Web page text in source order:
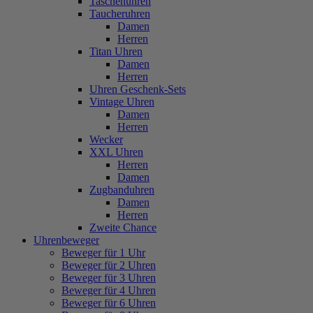
Taucheruhren
Damen
Herren
Titan Uhren
Damen
Herren
Uhren Geschenk-Sets
Vintage Uhren
Damen
Herren
Wecker
XXL Uhren
Herren
Damen
Zugbanduhren
Damen
Herren
Zweite Chance
Uhrenbeweger
Beweger für 1 Uhr
Beweger für 2 Uhren
Beweger für 3 Uhren
Beweger für 4 Uhren
Beweger für 6 Uhren